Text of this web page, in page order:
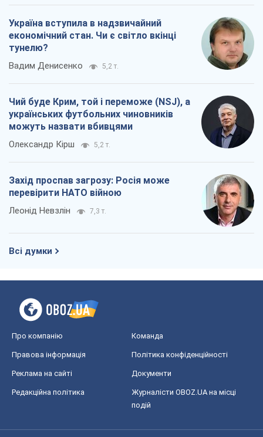
Україна вступила в надзвичайний
економічний стан. Чи є світло вкінці
тунелю?
Вадим Денисенко 5,2 т.
Чий буде Крим, той і переможе (NSJ), а
українських футбольних чиновників
можуть назвати вбивцями
Олександр Кірш 5,2 т.
Захід проспав загрозу: Росія може
перевірити НАТО війною
Леонід Невзлін 7,3 т.
Всі думки
Про компанію Команда
Правова інформація Політика конфіденційності
Реклама на сайті Документи
Редакційна політика
Журналісти OBOZ.UA на місці
подій